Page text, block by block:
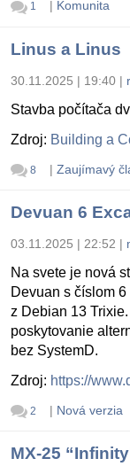
1 | Komunita
Linus a Linus
30.11.2025 | 19:40 |
Stavba počítača
Zdroj: Building a
8 | Zaujímavý
Devuan 6
03.11.2025 | 22:52 |
Na svete je nová
Devuan s číslom
z Debian 13
poskytovanie
bez SystemD.
Zdroj: https://
2 | Nová verzia
MX-25